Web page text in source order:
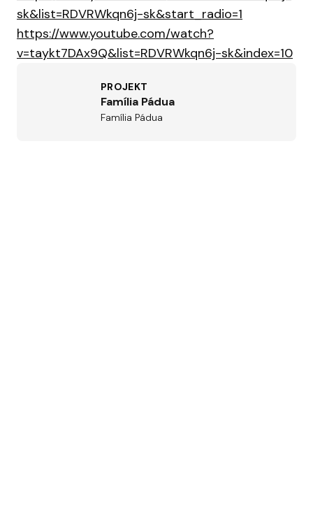
sk&list=RDVRWkqn6j-sk&start_radio=1
https://www.youtube.com/watch?
v=taykt7DAx9Q&list=RDVRWkqn6j-sk&index=10
PROJEKT
Família Pádua
Família Pádua